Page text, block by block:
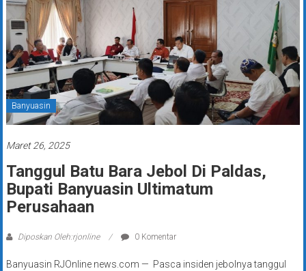
Banyuasin
Maret 26, 2025
Tanggul Batu Bara Jebol Di Paldas,
Bupati Banyuasin Ultimatum
Perusahaan
Diposkan Oleh:rjonline 0 Komentar
Banyuasin RJOnline news.com — Pasca insiden jebolnya tanggul